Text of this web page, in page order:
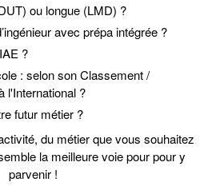
ou longue (LMD) ?
avec prépa intégrée ?
?
: selon son Classement /
l'International ?
futur métier ?
du métier que vous souhaitez
la meilleure voie pour pour y
parvenir !